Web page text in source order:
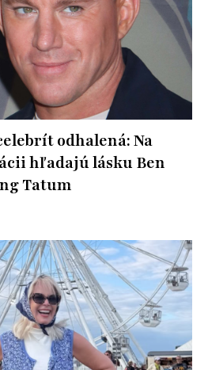
odhalená: Na
hľadajú lásku Ben
Tatum